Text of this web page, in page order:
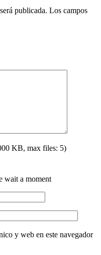
publicada. Los campos
KB, max files: 5)
wait a moment
y web en este navegador